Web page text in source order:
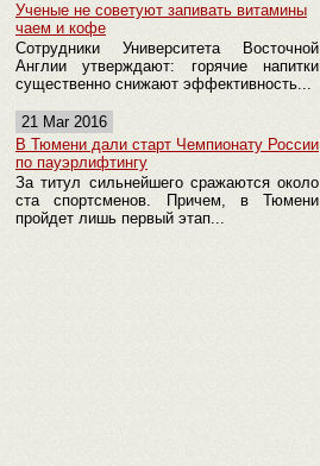
Ученые не советуют запивать витамины
чаем и кофе
Сотрудники Университета Восточной
Англии утверждают: горячие напитки
существенно снижают эффективность...
21 Mar 2016
В Тюмени дали старт Чемпионату России
по пауэрлифтингу
За титул сильнейшего сражаются около
ста спортсменов. Причем, в Тюмени
пройдет лишь первый этап...